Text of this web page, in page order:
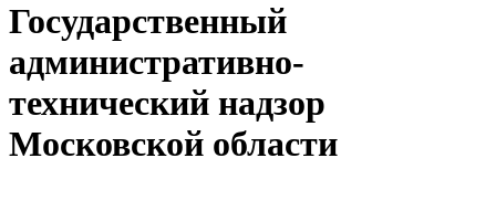
Государственный
административно-
технический надзор
Московской области